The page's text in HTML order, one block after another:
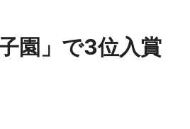
園」で3位入賞